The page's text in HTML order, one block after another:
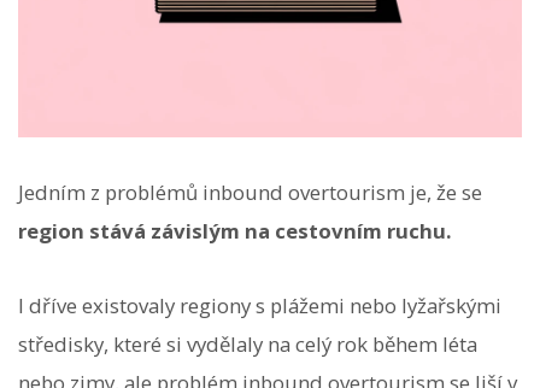
Jedním z problémů inbound overtourism je, že se
region stává závislým na cestovním ruchu.
I dříve existovaly regiony s plážemi nebo lyžařskými
středisky, které si vydělaly na celý rok během léta